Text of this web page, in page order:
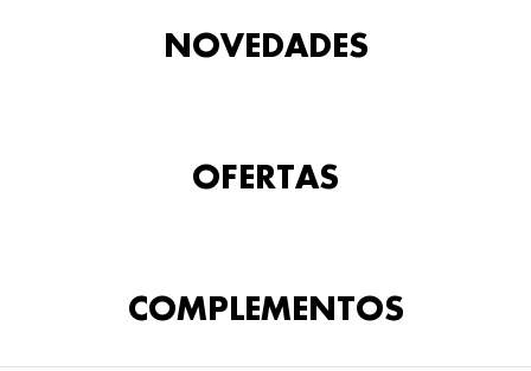
NOVEDADES
OFERTAS
COMPLEMENTOS